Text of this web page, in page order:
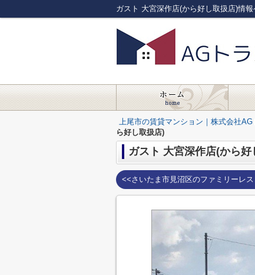
ガスト 大宮深作店(から好し取扱店)情
上尾市の賃貸マンション｜株式会社AG
ら好し取扱店)
ガスト 大宮深作店(から好
<<さいたま市見沼区のファミリーレ